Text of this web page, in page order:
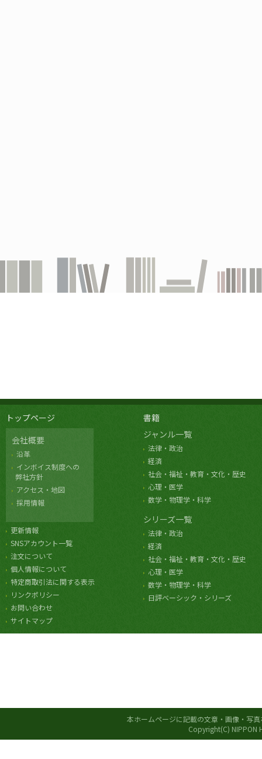
トップページ
会社概要
沿革
インボイス制度への
弊社方針
アクセス・地図
採用情報
更新情報
SNSアカウント一覧
注文について
個人情報について
特定商取引法に関する表示
リンクポリシー
お問い合わせ
サイトマップ
書籍
ジャンル一覧
法律・政治
経済
社会・福祉・教育・文化・歴史
心理・医学
数学・物理学・科学
シリーズ一覧
法律・政治
経済
社会・福祉・教育・文化・歴史
心理・医学
数学・物理学・科学
日評ベーシック・シリーズ
本ホームページに記載の文章・画像・写
Copyright(C) NIPPON